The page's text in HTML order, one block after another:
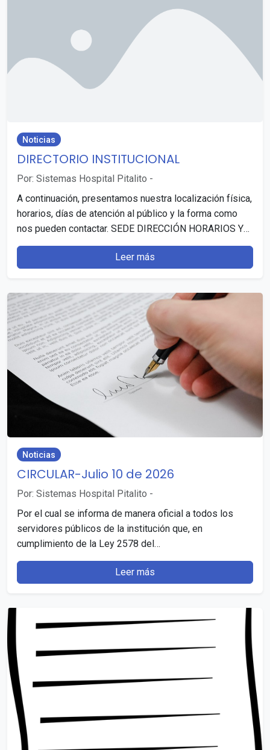
Noticias
DIRECTORIO INSTITUCIONAL
Por: Sistemas Hospital Pitalito -
A continuación, presentamos nuestra localización física,
horarios, días de atención al público y la forma como
nos pueden contactar. SEDE DIRECCIÓN HORARIOS Y
DÍAS…
Leer más
Noticias
CIRCULAR-Julio 10 de 2026
Por: Sistemas Hospital Pitalito -
Por el cual se informa de manera oficial a todos los
servidores públicos de la institución que, en
cumplimiento de la Ley 2578 del…
Leer más